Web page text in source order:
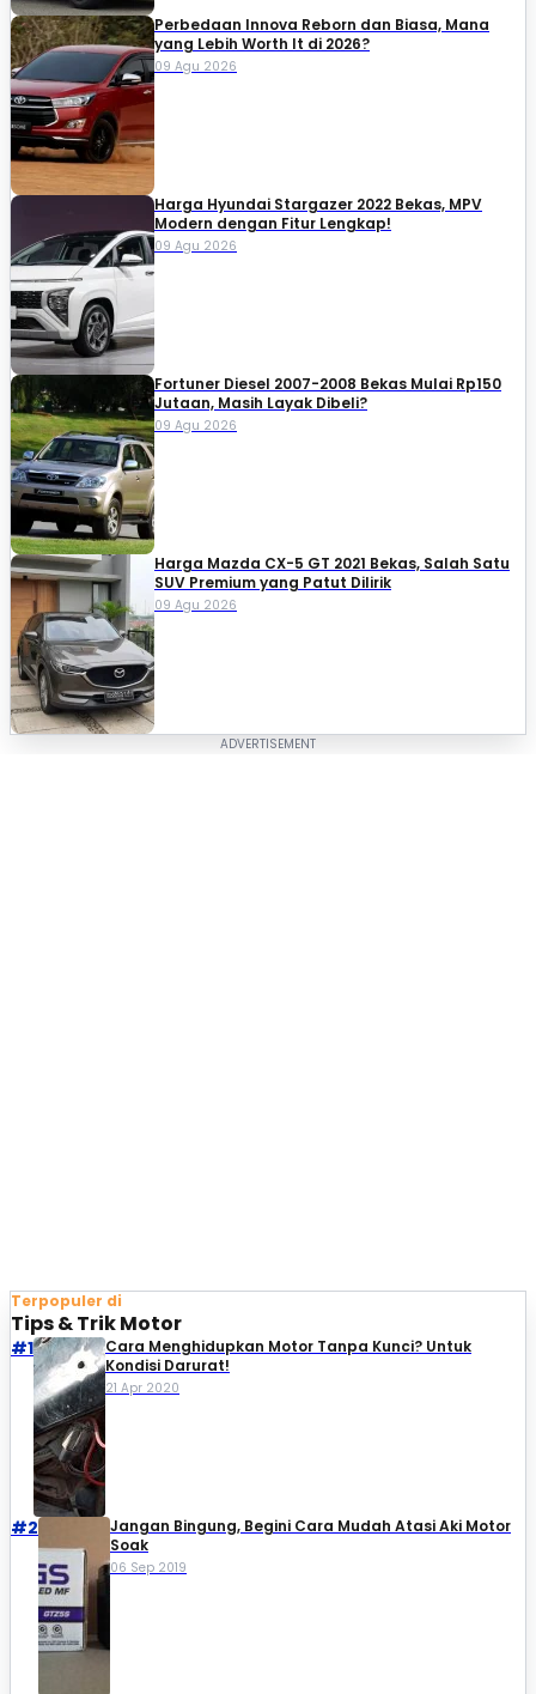
Perbedaan Innova Reborn dan Biasa, Mana
yang Lebih Worth It di 2026?
09 Agu 2026
Harga Hyundai Stargazer 2022 Bekas, MPV
Modern dengan Fitur Lengkap!
09 Agu 2026
Fortuner Diesel 2007-2008 Bekas Mulai Rp150
Jutaan, Masih Layak Dibeli?
09 Agu 2026
Harga Mazda CX-5 GT 2021 Bekas, Salah Satu
SUV Premium yang Patut Dilirik
09 Agu 2026
Terpopuler di
Tips & Trik Motor
#1
Cara Menghidupkan Motor Tanpa Kunci? Untuk
Kondisi Darurat!
21 Apr 2020
#2
Jangan Bingung, Begini Cara Mudah Atasi Aki Motor
Soak
06 Sep 2019